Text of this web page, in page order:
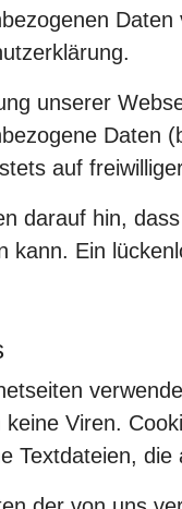
unserer
Daten
auf
darauf hin,
kann. Ein
keine Viren.
Textdateien,